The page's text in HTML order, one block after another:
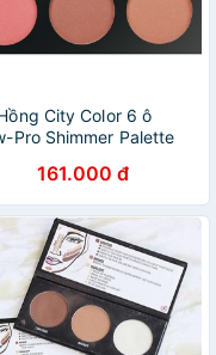
City Color 6 ô
Pro Shimmer Palette
161.000 đ